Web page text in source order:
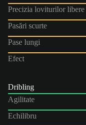
Precizia loviturilor libere
Pasări scurte
Pase lungi
Efect
Dribling
Agilitate
Echilibru